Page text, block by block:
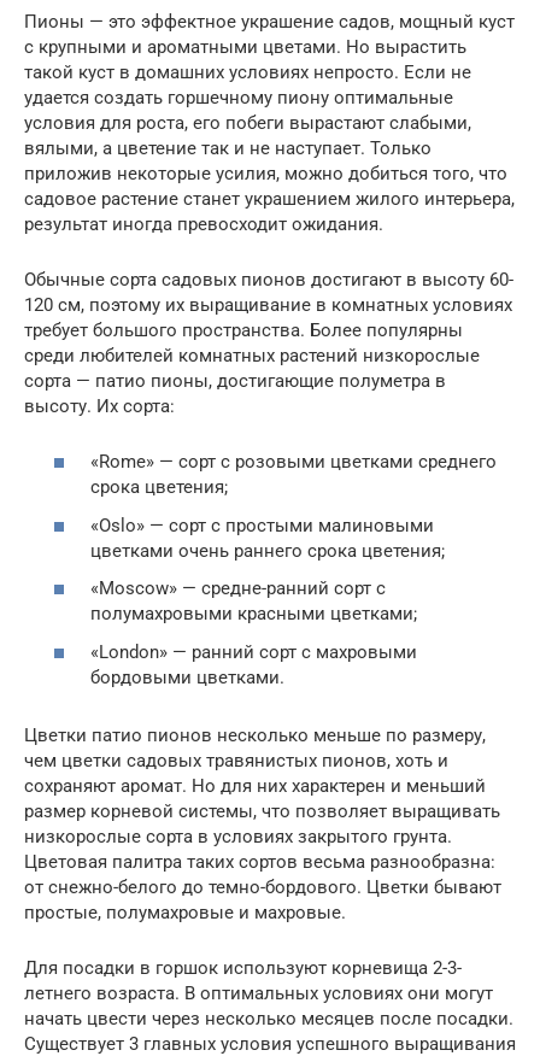
Пионы — это эффектное украшение садов, мощный куст
с крупными и ароматными цветами. Но вырастить
такой куст в домашних условиях непросто. Если не
удается создать горшечному пиону оптимальные
условия для роста, его побеги вырастают слабыми,
вялыми, а цветение так и не наступает. Только
приложив некоторые усилия, можно добиться того, что
садовое растение станет украшением жилого интерьера,
результат иногда превосходит ожидания.
Обычные сорта садовых пионов достигают в высоту 60-
120 см, поэтому их выращивание в комнатных условиях
требует большого пространства. Более популярны
среди любителей комнатных растений низкорослые
сорта — патио пионы, достигающие полуметра в
высоту. Их сорта:
«Rome» — сорт с розовыми цветками среднего
срока цветения;
«Oslo» — сорт с простыми малиновыми
цветками очень раннего срока цветения;
«Moscow» — средне-ранний сорт с
полумахровыми красными цветками;
«London» — ранний сорт с махровыми
бордовыми цветками.
Цветки патио пионов несколько меньше по размеру,
чем цветки садовых травянистых пионов, хоть и
сохраняют аромат. Но для них характерен и меньший
размер корневой системы, что позволяет выращивать
низкорослые сорта в условиях закрытого грунта.
Цветовая палитра таких сортов весьма разнообразна:
от снежно-белого до темно-бордового. Цветки бывают
простые, полумахровые и махровые.
Для посадки в горшок используют корневища 2-3-
летнего возраста. В оптимальных условиях они могут
начать цвести через несколько месяцев после посадки.
Существует 3 главных условия успешного выращивания